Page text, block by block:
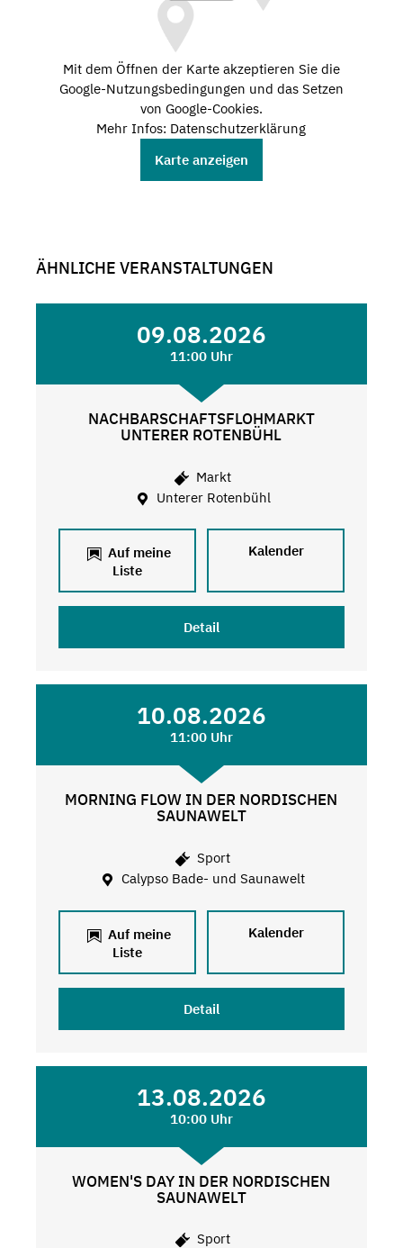
Mit dem Öffnen der Karte akzeptieren Sie die
Google-Nutzungsbedingungen und das Setzen
von Google-Cookies.
Mehr Infos: Datenschutzerklärung
Karte anzeigen
ÄHNLICHE VERANSTALTUNGEN
09.08.2026
11:00 Uhr
NACHBARSCHAFTSFLOHMARKT
UNTERER ROTENBÜHL
Markt
Unterer Rotenbühl
Auf meine
Liste
Kalender
Detail
10.08.2026
11:00 Uhr
MORNING FLOW IN DER NORDISCHEN
SAUNAWELT
Sport
Calypso Bade- und Saunawelt
Auf meine
Liste
Kalender
Detail
13.08.2026
10:00 Uhr
WOMEN'S DAY IN DER NORDISCHEN
SAUNAWELT
Sport